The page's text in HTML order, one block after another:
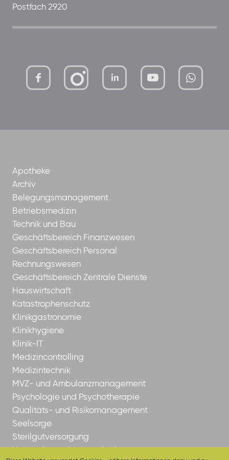
Postfach 2920
mutterhaus-xMBTtqOwC1KKBww
Apotheke
Archiv
Belegungsmanagement
Betriebsmedizin
Technik und Bau
Geschäftsbereich Finanzwesen
Geschäftsbereich Personal
Rechnungswesen
Geschäftsbereich Zentrale Dienste
Hauswirtschaft
Katastrophenschutz
Klinikgastronomie
Klinikhygiene
Klinik-IT
Medizincontrolling
Medizintechnik
MVZ- und Ambulanzmanagement
Psychologie und Psychotherapie
Qualitäts- und Risikomanagement
Seelsorge
Sterilgutversorgung